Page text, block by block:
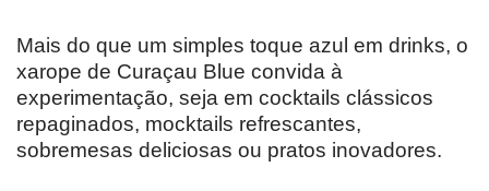
Mais do que um simples toque azul em drinks, o
xarope de Curaçau Blue convida à
experimentação, seja em cocktails clássicos
repaginados, mocktails refrescantes,
sobremesas deliciosas ou pratos inovadores.